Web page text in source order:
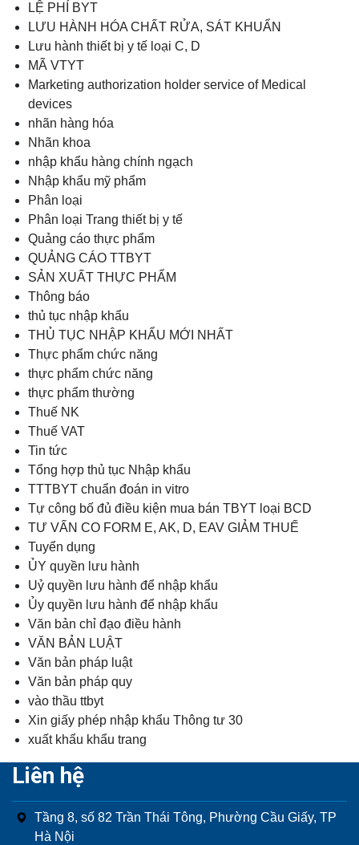
LỆ PHÍ BYT
LƯU HÀNH HÓA CHẤT RỬA, SÁT KHUẨN
Lưu hành thiết bị y tế loại C, D
MÃ VTYT
Marketing authorization holder service of Medical
devices
nhãn hàng hóa
Nhãn khoa
nhập khẩu hàng chính ngạch
Nhập khẩu mỹ phẩm
Phân loại
Phân loại Trang thiết bị y tế
Quảng cáo thực phẩm
QUẢNG CÁO TTBYT
SẢN XUẤT THỰC PHẨM
Thông báo
thủ tục nhập khẩu
THỦ TỤC NHẬP KHẨU MỚI NHẤT
Thực phẩm chức năng
thực phẩm chức năng
thực phẩm thường
Thuế NK
Thuế VAT
Tin tức
Tổng hợp thủ tục Nhập khẩu
TTTBYT chuẩn đoán in vitro
Tự công bố đủ điều kiện mua bán TBYT loại BCD
TƯ VẤN CO FORM E, AK, D, EAV GIẢM THUẾ
Tuyển dụng
ỦY quyền lưu hành
Uỷ quyền lưu hành để nhập khẩu
Ủy quyền lưu hành để nhập khẩu
Văn bản chỉ đạo điều hành
VĂN BẢN LUẬT
Văn bản pháp luật
Văn bản pháp quy
vào thầu ttbyt
Xin giấy phép nhập khẩu Thông tư 30
xuất khẩu khẩu trang
Liên hệ
Tầng 8, số 82 Trần Thái Tông, Phường Cầu Giấy, TP
Hà Nội